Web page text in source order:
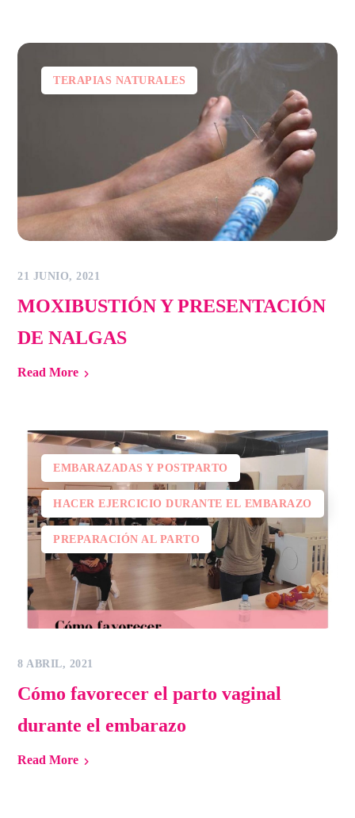
TERAPIAS NATURALES
21 JUNIO, 2021
MOXIBUSTIÓN Y PRESENTACIÓN
DE NALGAS
Read More
EMBARAZADAS Y POSTPARTO
HACER EJERCICIO DURANTE EL EMBARAZO
PREPARACIÓN AL PARTO
8 ABRIL, 2021
Cómo favorecer el parto vaginal
durante el embarazo
Read More